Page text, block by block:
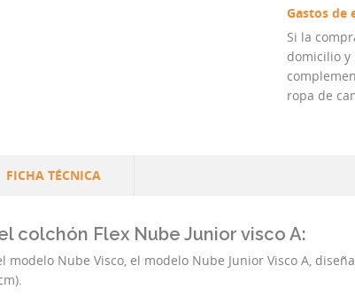
Gastos de
Si la
domicilio y
ropa de
FICHA TÉCNICA
colchón Flex Nube Junior visco A:
modelo Nube Visco, el modelo Nube Junior Visco A,